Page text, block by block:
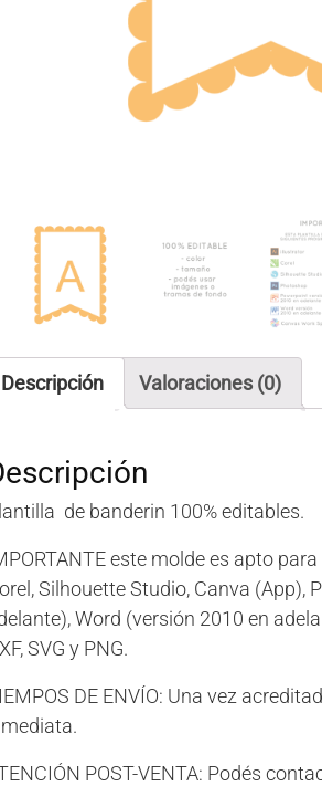
Descripción Valoraciones (0)
de banderin 100% editables.
este molde es apto
Silhouette Studio, Canva (App),
Word (versión 2010 en
SVG y PNG.
DE ENVÍO: Una vez
POST-VENTA: Podés